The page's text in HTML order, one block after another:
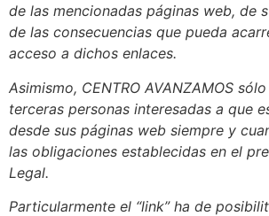
de las mencionadas páginas web, de
de las consecuencias que pueda
acceso a dichos enlaces.
Asimismo, CENTRO AVANZAMOS
terceras personas interesadas a que
desde sus páginas web siempre y
las obligaciones establecidas en el
Legal.
Particularmente el “link” ha de